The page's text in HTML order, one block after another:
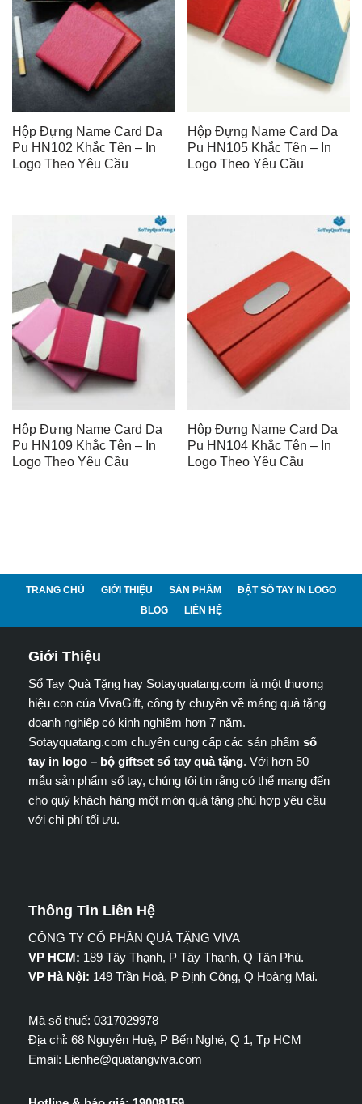
Hộp Đựng Name Card Da
Pu HN102 Khắc Tên – In
Logo Theo Yêu Cầu
Hộp Đựng Name Card Da
Pu HN105 Khắc Tên – In
Logo Theo Yêu Cầu
Hộp Đựng Name Card Da
Pu HN109 Khắc Tên – In
Logo Theo Yêu Cầu
Hộp Đựng Name Card Da
Pu HN104 Khắc Tên – In
Logo Theo Yêu Cầu
TRANG CHỦ GIỚI THIỆU SẢN PHẨM
ĐẶT SỔ TAY IN LOGO
BLOG
LIÊN HỆ
Giới Thiệu
Sổ Tay Quà Tặng hay Sotayquatang.com là một thương
hiệu con của VivaGift, công ty chuyên về mảng quà tặng
doanh nghiệp có kinh nghiệm hơn 7 năm.
Sotayquatang.com chuyên cung cấp các sản phẩm sổ
tay in logo – bộ giftset sổ tay quà tặng. Với hơn 50
mẫu sản phẩm sổ tay, chúng tôi tin rằng có thể mang đến
cho quý khách hàng một món quà tặng phù hợp yêu cầu
với chi phí tối ưu.
Thông Tin Liên Hệ
CÔNG TY CỔ PHẦN QUÀ TẶNG VIVA
VP HCM: 189 Tây Thạnh, P Tây Thạnh, Q Tân Phú.
VP Hà Nội: 149 Trần Hoà, P Định Công, Q Hoàng Mai.
Mã số thuế: 0317029978
Địa chỉ: 68 Nguyễn Huệ, P Bến Nghé, Q 1, Tp HCM
Email: Lienhe@quatangviva.com